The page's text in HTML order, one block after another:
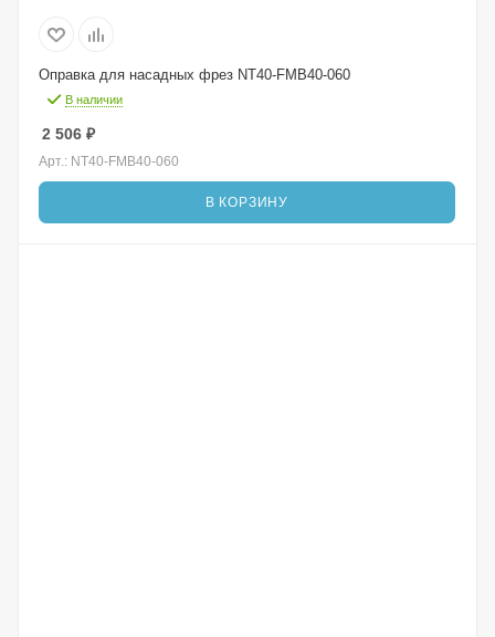
Оправка для насадных фрез NT40-FMB40-060
В наличии
2 506 ₽
Арт.: NT40-FMB40-060
В КОРЗИНУ